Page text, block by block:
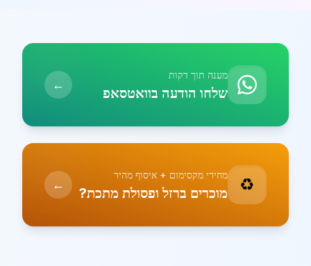
מענה תוך דקות
שלחו הודעה בוואטסאפ ←
♻️ מחירי מקסימום + איסוף מהיר
מוכרים ברזל ופסולת מתכת? ←